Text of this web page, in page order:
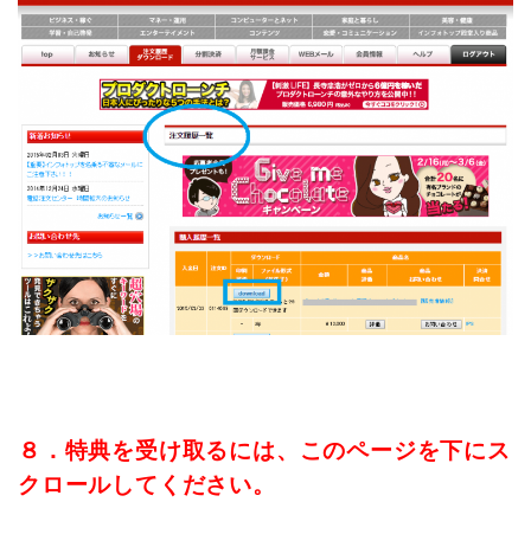
８．特典を受け取るには、このページを下にス
クロールしてください。